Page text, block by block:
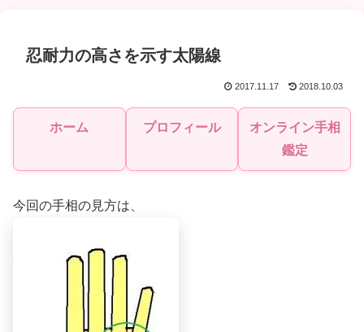
忍耐力の高さを示す太陽線
2017.11.17 2018.10.03
ホーム プロフィール
オンライン手相
鑑定
今回の手相の見方は、